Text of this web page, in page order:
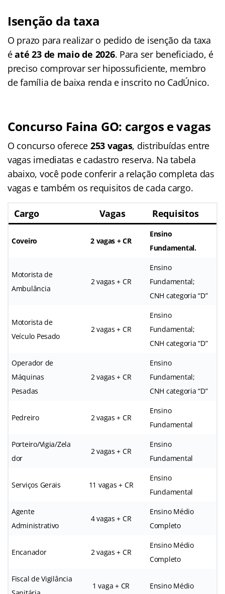
Isenção da taxa
O prazo para realizar o pedido de isenção da taxa
éaté 23 de maio de 2026. Para ser beneficiado, é
preciso comprovar ser hipossuficiente, membro
de família de baixa renda e inscrito no CadÚnico.
Concurso Faina GO: cargos e vagas
O concurso oferece 253 vagas, distribuídas entre
vagas imediatas e cadastro reserva. Na tabela
abaixo, você pode conferir a relação completa das
vagas e também os requisitos de cada cargo.
Cargo Vagas Requisitos
Coveiro 2 vagas + CR
Ensino
Fundamental.
Motorista de
Ambulância
2 vagas + CR
Ensino
Fundamental;
CNH categoria “D”
Motorista de
Veículo Pesado
2 vagas + CR
Ensino
Fundamental;
CNH categoria “D”
Operador de
Máquinas
Pesadas
2 vagas + CR
Ensino
Fundamental;
CNH categoria “D”
Pedreiro 2 vagas + CR
Ensino
Fundamental
Porteiro/Vigia/Zela
dor
2 vagas + CR
Ensino
Fundamental
Serviços Gerais 11 vagas + CR
Ensino
Fundamental
Agente
Administrativo
4 vagas + CR
Ensino Médio
Completo
Encanador 2 vagas + CR
Ensino Médio
Completo
Fiscal de Vigilância
1 vaga + CR Ensino Médio